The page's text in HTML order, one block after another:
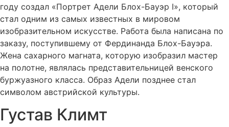
году создал «Портрет Адели Блох-Бауэр I», который
стал одним из самых известных в мировом
изобразительном искусстве. Работа была написана по
заказу, поступившему от Фердинанда Блох-Бауэра.
Жена сахарного магната, которую изобразил мастер
на полотне, являлась представительницей венского
буржуазного класса. Образ Адели позднее стал
символом австрийской культуры.
Густав Климт